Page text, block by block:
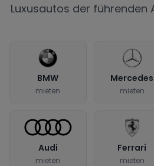
Luxusautos der führenden
BMW
mieten
Mercedes
mieten
Audi
mieten
Ferrari
mieten